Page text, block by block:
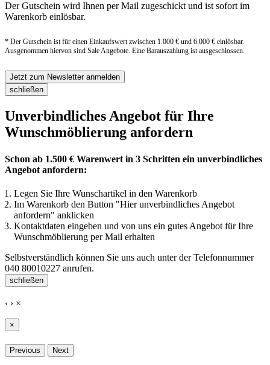
Der Gutschein wird Ihnen per Mail zugeschickt und ist sofort im
Warenkorb einlösbar.
* Der Gutschein ist für einen Einkaufswert zwischen 1.000 € und 6.000 € einlösbar.
Ausgenommen hiervon sind Sale Angebote. Eine Barauszahlung ist ausgeschlossen.
Jetzt zum Newsletter anmelden
schließen
Unverbindliches Angebot für Ihre
Wunschmöblierung anfordern
Schon ab 1.500 € Warenwert in 3 Schritten ein unverbindliches
Angebot anfordern:
Legen Sie Ihre Wunschartikel in den Warenkorb
Im Warenkorb den Button "Hier unverbindliches Angebot
anfordern" anklicken
Kontaktdaten eingeben und von uns ein gutes Angebot für Ihre
Wunschmöblierung per Mail erhalten
Selbstverständlich können Sie uns auch unter der Telefonnummer
040 80010227 anrufen.
schließen
‹ › ×
×
Previous Next